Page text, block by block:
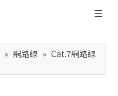
» 網路線 » Cat.7網路線